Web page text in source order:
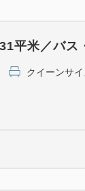
お子
事前に
なお
平米／バス
クイーンサイ